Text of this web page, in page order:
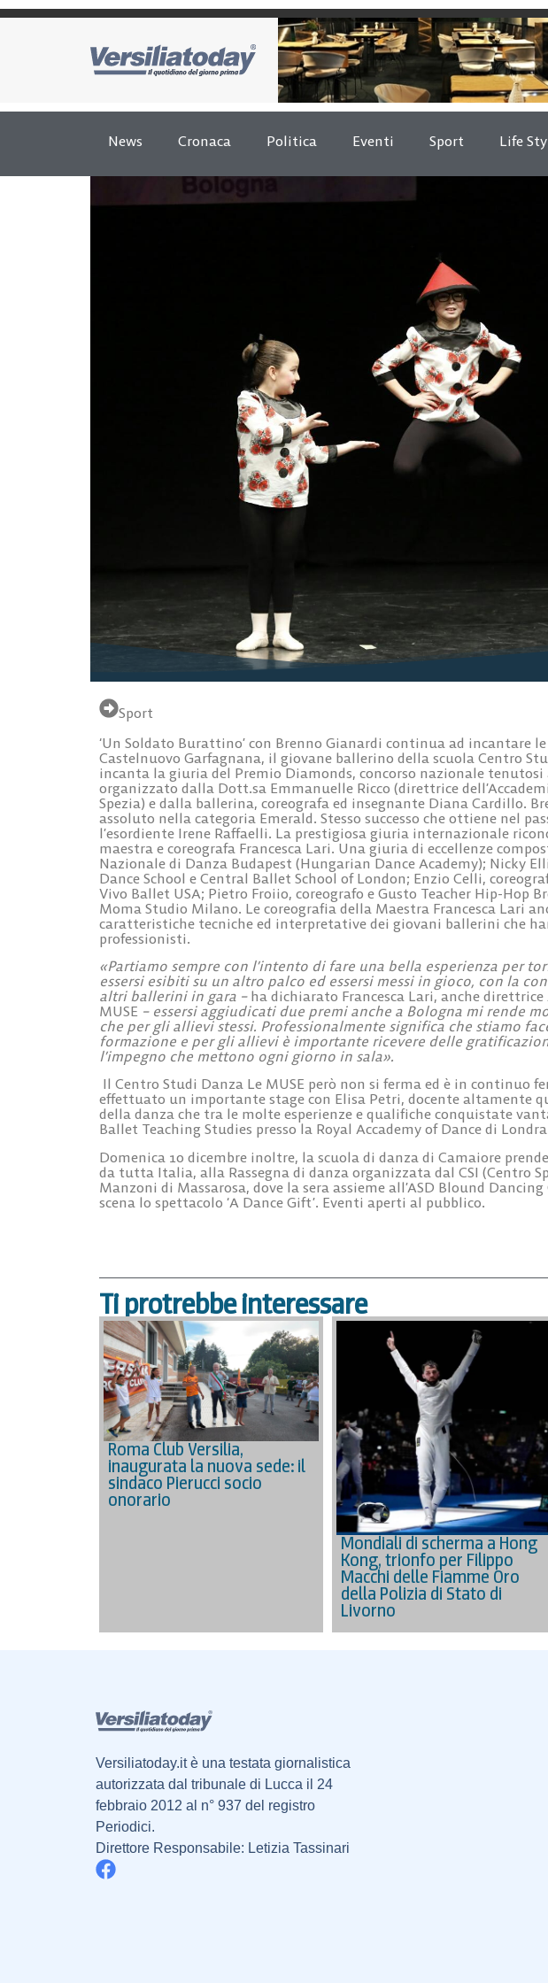
News Cronaca Politica Eventi Sport Life
Sport
‘Un Soldato Burattino’ con Brenno Gianardi continua ad incantare
Castelnuovo Garfagnana, il giovane ballerino della scuola Centro
incanta la giuria del Premio Diamonds, concorso nazionale
organizzato dalla Dott.sa Emmanuelle Ricco (direttrice
Spezia) e dalla ballerina, coreografa ed insegnante Diana Cardillo.
assoluto nella categoria Emerald. Stesso successo che ottiene nel
l’esordiente Irene Raffaelli. La prestigiosa giuria internazionale
maestra e coreografa Francesca Lari. Una giuria di eccellenze
Nazionale di Danza Budapest (Hungarian Dance Academy); Nicky
Dance School e Central Ballet School of London; Enzio Celli,
Vivo Ballet USA; Pietro Froiio, coreografo e Gusto Teacher Hip-Hop
Moma Studio Milano. Le coreografia della Maestra Francesca Lari
caratteristiche tecniche ed interpretative dei giovani ballerini che
professionisti.
«Partiamo sempre con l’intento di fare una bella esperienza per
essersi esibiti su un altro palco ed essersi messi in gioco, con la
altri ballerini in gara –ha dichiarato Francesca Lari, anche
MUSE – essersi aggiudicati due premi anche a Bologna mi rende
che per gli allievi stessi. Professionalmente significa che stiamo
formazione e per gli allievi è importante ricevere delle
l’impegno che mettono ogni giorno in sala».
Il Centro Studi Danza Le MUSE però non si ferma ed è in continuo
effettuato un importante stage con Elisa Petri, docente altamente
della danza che tra le molte esperienze e qualifiche conquistate
Ballet Teaching Studies presso la Royal Accademy of Dance di
Domenica 10 dicembre inoltre, la scuola di danza di Camaiore
da tutta Italia, alla Rassegna di danza organizzata dal CSI (Centro
Manzoni di Massarosa, dove la sera assieme all’ASD Blound Dancing
scena lo spettacolo ‘A Dance Gift’. Eventi aperti al pubblico.
Ti protrebbe interessare
Roma Club Versilia,
inaugurata la nuova sede: il
sindaco Pierucci socio
onorario
Mondiali di scherma a Hong
Kong, trionfo per Filippo
Macchi delle Fiamme Oro
della Polizia di Stato di
Livorno
Versiliatoday.it è una testata giornalistica
autorizzata dal tribunale di Lucca il 24
febbraio 2012 al n° 937 del registro
Periodici.
Direttore Responsabile: Letizia Tassinari